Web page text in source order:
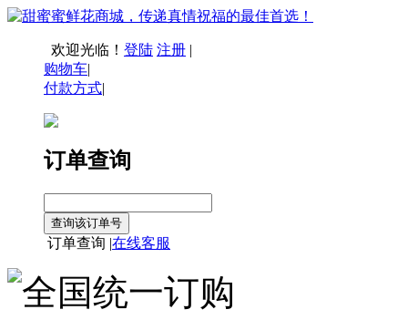
欢迎光临！ 登陆 注册 |
购物车|
付款方式|
订单查询
订单查询 |在线客服